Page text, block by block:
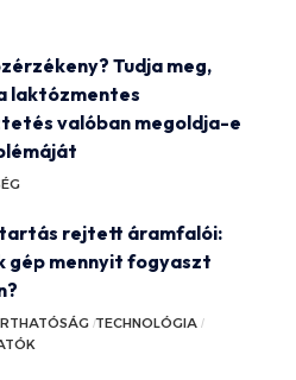
Tudja meg,
laktózmentes
valóban megoldja-e
rejtett áramfalói:
gép mennyit fogyaszt
TECHNOLÓGIA